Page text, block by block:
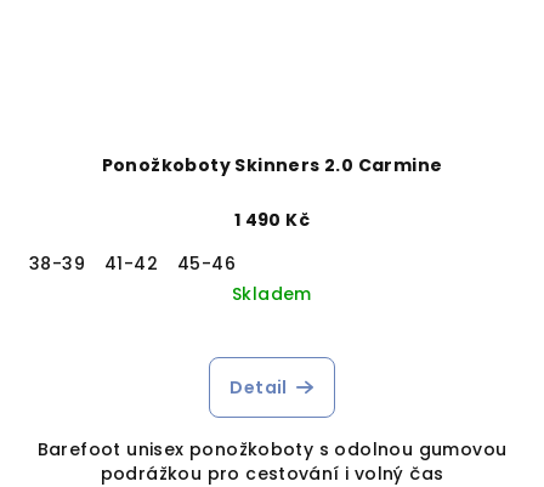
Ponožkoboty Skinners 2.0 Carmine
1 490 Kč
38-39
41-42
45-46
Skladem
Detail
Barefoot unisex ponožkoboty s odolnou gumovou
podrážkou pro cestování i volný čas